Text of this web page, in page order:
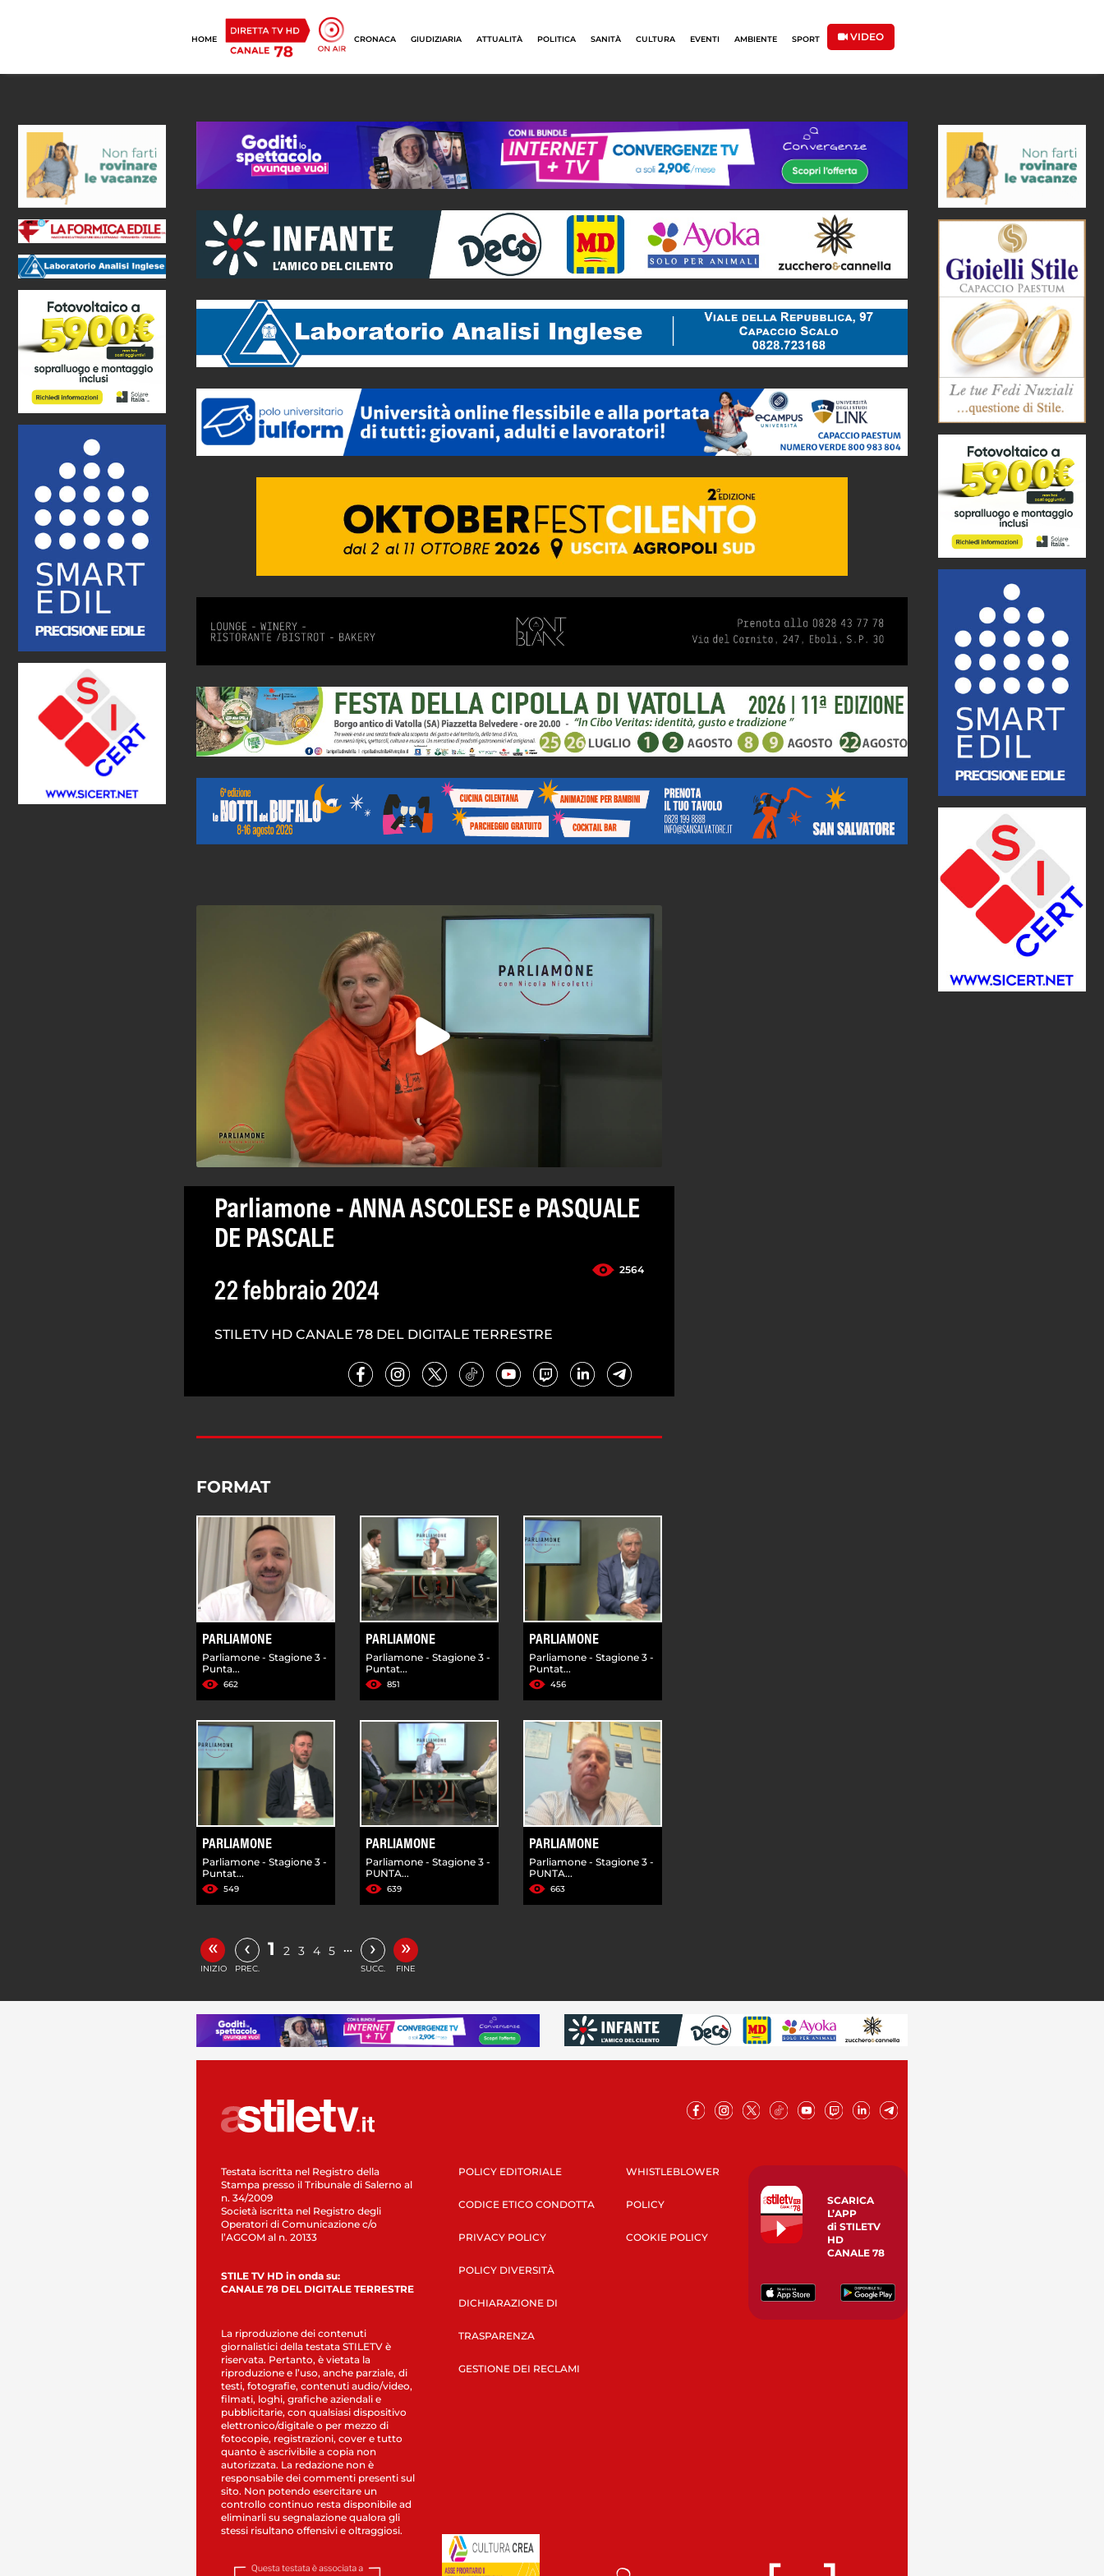
HOME CRONACA GIUDIZIARIA ATTUALITÀ POLITICA SANITÀ CULTURA EVENTI AMBIENTE SPORT VIDEO
Parliamone - ANNA ASCOLESE e PASQUALE
DE PASCALE
2564
22 febbraio 2024
STILETV HD CANALE 78 DEL DIGITALE TERRESTRE
FORMAT
PARLIAMONE
Parliamone - Stagione 3 -
Punta...
662
PARLIAMONE
Parliamone - Stagione 3 -
Puntat...
851
PARLIAMONE
Parliamone - Stagione 3 -
Puntat...
456
PARLIAMONE
Parliamone - Stagione 3 -
Puntat...
549
PARLIAMONE
Parliamone - Stagione 3 -
PUNTA...
639
PARLIAMONE
Parliamone - Stagione 3 -
PUNTA...
663
«
INIZIO
‹
PREC.
1 2 3 4 5 … ›
SUCC.
»
FINE
Testata iscritta nel Registro della
Stampa presso il Tribunale di Salerno al
n. 34/2009
Società iscritta nel Registro degli
Operatori di Comunicazione c/o
l’AGCOM al n. 20133
STILE TV HD in onda su:
CANALE 78 DEL DIGITALE TERRESTRE
La riproduzione dei contenuti
giornalistici della testata STILETV è
riservata. Pertanto, è vietata la
riproduzione e l’uso, anche parziale, di
testi, fotografie, contenuti audio/video,
filmati, loghi, grafiche aziendali e
pubblicitarie, con qualsiasi dispositivo
elettronico/digitale o per mezzo di
fotocopie, registrazioni, cover e tutto
quanto è ascrivibile a copia non
autorizzata. La redazione non è
responsabile dei commenti presenti sul
sito. Non potendo esercitare un
controllo continuo resta disponibile ad
eliminarli su segnalazione qualora gli
stessi risultano offensivi e oltraggiosi.
POLICY EDITORIALE
CODICE ETICO CONDOTTA
PRIVACY POLICY
POLICY DIVERSITÀ
DICHIARAZIONE DI
TRASPARENZA
GESTIONE DEI RECLAMI
WHISTLEBLOWER
POLICY
COOKIE POLICY
SCARICA
L’APP
di STILETV
HD
CANALE 78